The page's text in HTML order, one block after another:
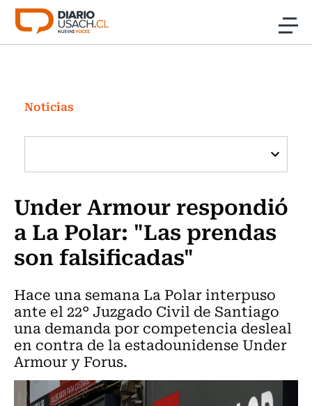
Click acá para ir directamente al contenido
Investigación
Cultura
Programas Radio y TV Usach
Noticias
Under Armour respondió
a La Polar: "Las prendas
son falsificadas"
Hace una semana La Polar interpuso
ante el 22° Juzgado Civil de Santiago
una demanda por competencia desleal
en contra de la estadounidense Under
Armour y Forus.